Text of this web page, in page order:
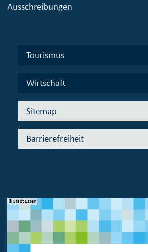
Ausschreibungen
Tourismus
Wirtschaft
Sitemap
Barrierefreiheit
© Stadt Essen